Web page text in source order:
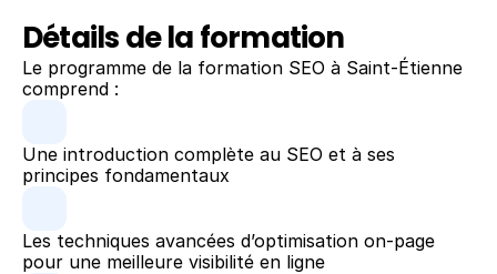
Détails de la formation
Le programme de la formation SEO à Saint-Étienne
comprend :
Une introduction complète au SEO et à ses
principes fondamentaux
Les techniques avancées d’optimisation on-page
pour une meilleure visibilité en ligne